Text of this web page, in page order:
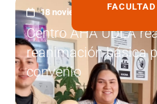
18 noviembre, 2025
Centro AHA UDLA
reanimación básica
convenio